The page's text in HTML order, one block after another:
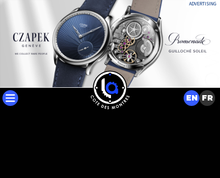
ADVERTISING
EN FR